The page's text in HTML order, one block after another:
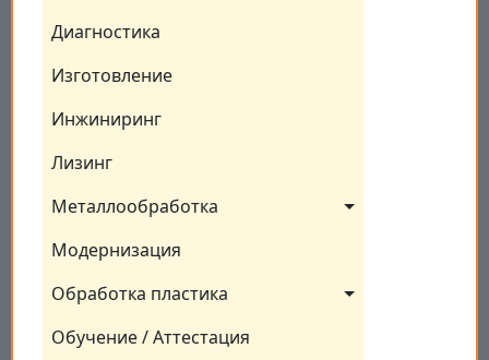
Диагностика
Изготовление
Инжиниринг
Лизинг
Металлообработка
Модернизация
Обработка пластика
Обучение / Аттестация